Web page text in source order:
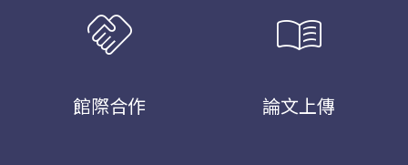
handshake
館際合作
menu_book
論文上傳